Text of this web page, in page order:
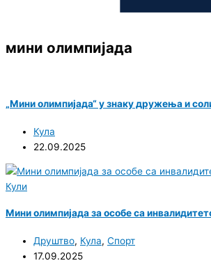
мини олимпијада
„Мини олимпијада“ у знаку дружења и
Кула
22.09.2025
Мини олимпијада за особе са
Друштво, Кула, Спорт
17.09.2025